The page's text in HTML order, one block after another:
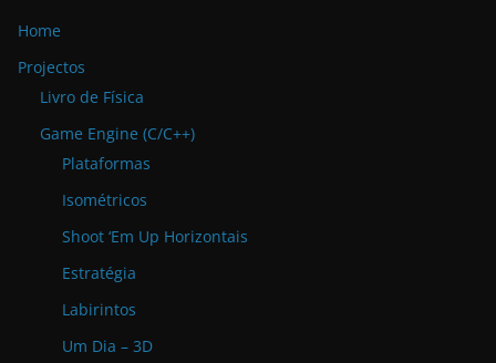
Home
Projectos
Livro de Física
Game Engine (C/C++)
Plataformas
Isométricos
Shoot ‘Em Up Horizontais
Estratégia
Labirintos
Um Dia – 3D